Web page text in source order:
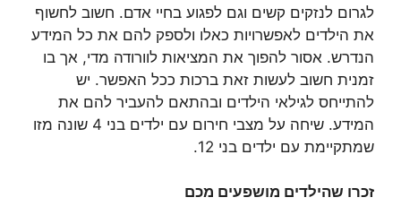
לגרום לנזקים קשים וגם לפגוע בחיי אדם. חשוב לחשוף
את הילדים לאפשרויות כאלו ולספק להם את כל המידע
הנדרש. אסור להפוך את המציאות לוורודה מדי, אך בו
זמנית חשוב לעשות זאת ברכות ככל האפשר. יש
להתייחס לגילאי הילדים ובהתאם להעביר להם את
המידע. שיחה על מצבי חירום עם ילדים בני 4 שונה מזו
שמתקיימת עם ילדים בני 12.
זכרו שהילדים מושפעים מכם